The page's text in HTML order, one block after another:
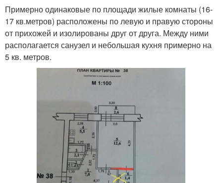
Примерно одинаковые по площади жилые комнаты (16-
17 кв.метров) расположены по левую и правую стороны
от прихожей и изолированы друг от друга. Между ними
располагается санузел и небольшая кухня примерно на
5 кв. метров.